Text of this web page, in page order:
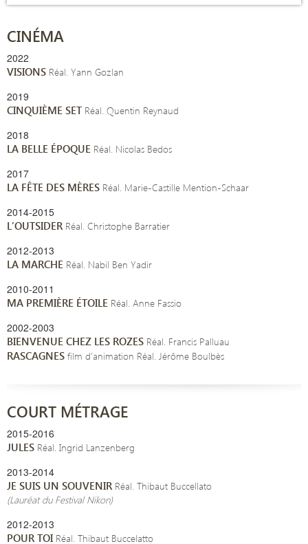
CINÉMA
2022
VISIONS Réal. Yann Gozlan
2019
CINQUIÈME SET Réal. Quentin Reynaud
2018
LA BELLE ÉPOQUE Réal. Nicolas Bedos
2017
LA FÊTE DES MÈRES Réal. Marie-Castille Mention-Schaar
2014-2015
L’OUTSIDER Réal. Christophe Barratier
2012-2013
LA MARCHE Réal. Nabil Ben Yadir
2010-2011
MA PREMIÈRE ÉTOILE Réal. Anne Fassio
2002-2003
BIENVENUE CHEZ LES ROZES Réal. Francis Palluau
RASCAGNES film d’animation Réal. Jérôme Boulbès
COURT MÉTRAGE
2015-2016
JULES Réal. Ingrid Lanzenberg
2013-2014
JE SUIS UN SOUVENIR Réal. Thibaut Buccellato
(Lauréat du Festival Nikon)
2012-2013
POUR TOI Réal. Thibaut Buccelatto